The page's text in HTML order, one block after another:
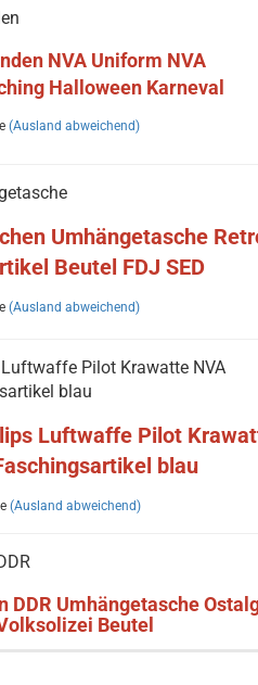
NVA Uniform NVA
Halloween Karneval
(Ausland abweichend)
Umhängetasche
Beutel FDJ SED
(Ausland abweichend)
Pilot Krawatte NVA
blau
Luftwaffe Pilot
el blau
(Ausland abweichend)
DDR Umhängetasche
Beutel